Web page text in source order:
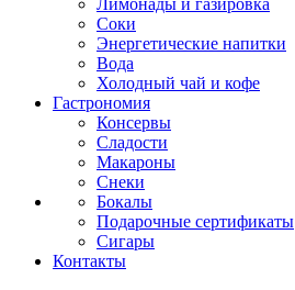
Соки
Энергетические напитки
Вода
Холодный чай и кофе
Гастрономия
Консервы
Сладости
Макароны
Снеки
Бокалы
Подарочные сертификаты
Сигары
Контакты